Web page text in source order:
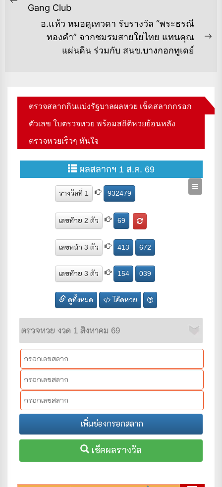
เรื่อง
Previous
Gang Club
อ.แห้ว หมอดูเทวดา รับรางวัล “พระธรณี
ทองคำ” จากชมรมสายใยไทย แทนคุณ
แผ่นดิน ร่วมกับ สนข.บางกอกทูเดย์
ตรวจสลากกินแบ่งรัฐบาลผลหวย เช็คสลากกรอก
ตัวเลข ใบตรวจหวย พร้อมสถิติหวยย้อนหลัง
ตรวจหวยเร็วๆ ทันใจ